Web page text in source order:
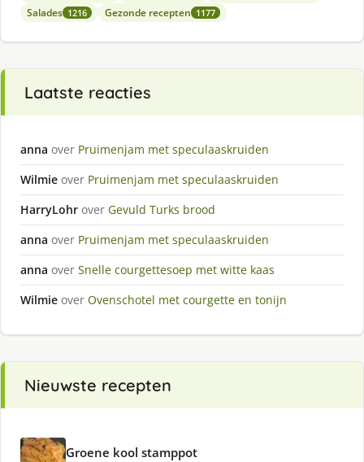
Salades 1216 Gezonde recepten 1177
Laatste reacties
anna over Pruimenjam met speculaaskruiden
Wilmie over Pruimenjam met speculaaskruiden
HarryLohr over Gevuld Turks brood
anna over Pruimenjam met speculaaskruiden
anna over Snelle courgettesoep met witte kaas
Wilmie over Ovenschotel met courgette en tonijn
Nieuwste recepten
Groene kool stamppot